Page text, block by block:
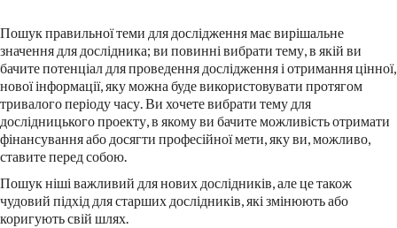
Пошук правильної теми для дослідження має вирішальне
значення для дослідника; ви повинні вибрати тему, в якій ви
бачите потенціал для проведення дослідження і отримання цінної,
нової інформації, яку можна буде використовувати протягом
тривалого періоду часу. Ви хочете вибрати тему для
дослідницького проекту, в якому ви бачите можливість отримати
фінансування або досягти професійної мети, яку ви, можливо,
ставите перед собою.
Пошук ніші важливий для нових дослідників, але це також
чудовий підхід для старших дослідників, які змінюють або
коригують свій шлях.